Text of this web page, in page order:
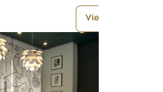
View More